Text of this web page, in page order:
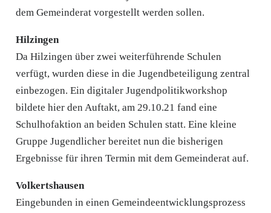
dem Gemeinderat vorgestellt werden sollen.
Hilzingen
Da Hilzingen über zwei weiterführende Schulen
verfügt, wurden diese in die Jugendbeteiligung zentral
einbezogen. Ein digitaler Jugendpolitikworkshop
bildete hier den Auftakt, am 29.10.21 fand eine
Schulhofaktion an beiden Schulen statt. Eine kleine
Gruppe Jugendlicher bereitet nun die bisherigen
Ergebnisse für ihren Termin mit dem Gemeinderat auf.
Volkertshausen
Eingebunden in einen Gemeindeentwicklungsprozess